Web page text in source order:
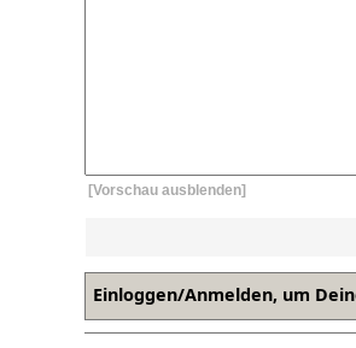
[Vorschau ausblenden]